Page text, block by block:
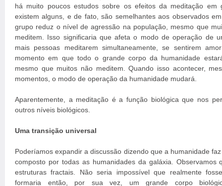
há muito poucos estudos sobre os efeitos da meditação em
existem alguns, e de fato, são semelhantes aos observados
grupo reduz o nível de agressão na população, mesmo que
meditem. Isso significaria que afeta o modo de operação de
mais pessoas meditarem simultaneamente, se sentirem
momento em que todo o grande corpo da humanidade
mesmo que muitos não meditem. Quando isso acontecer,
momentos, o modo de operação da humanidade mudará.
Aparentemente, a meditação é a função biológica que nos
outros níveis biológicos.
Uma transição universal
Poderíamos expandir a discussão dizendo que a humanidade
composto por todas as humanidades da galáxia.
estruturas fractais. Não seria impossível que realmente
formaria então, por sua vez, um grande corpo